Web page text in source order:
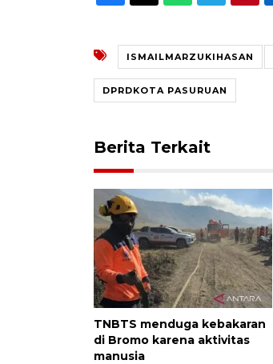
ISMAILMARZUKIHASAN
DPRDKOTA PASURUAN
Berita Terkait
TNBTS menduga kebakaran
di Bromo karena aktivitas
manusia